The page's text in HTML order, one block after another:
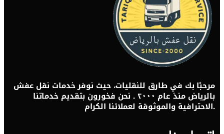
مرحبًا بك في طارق للنقليات، حيث نوفر خدمات نقل عفش
بالرياض منذ عام ٢٠٠٠ . نحن فخورون بتقديم خدماتنا
الاحترافية والموثوقة لعملائنا الكرام.